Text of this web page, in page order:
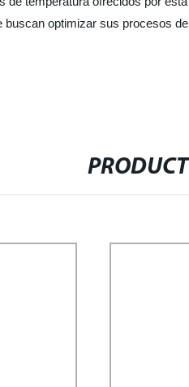
buscan optimizar sus procesos